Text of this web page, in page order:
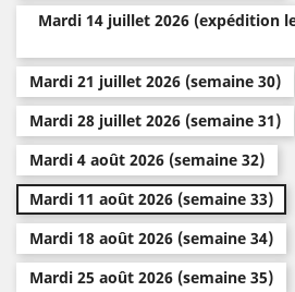
Mardi 14 juillet 2026 (expédition
Mardi 21 juillet 2026 (semaine 30)
Mardi 28 juillet 2026 (semaine 31)
Mardi 4 août 2026 (semaine 32)
Mardi 11 août 2026 (semaine 33)
Mardi 18 août 2026 (semaine 34)
Mardi 25 août 2026 (semaine 35)